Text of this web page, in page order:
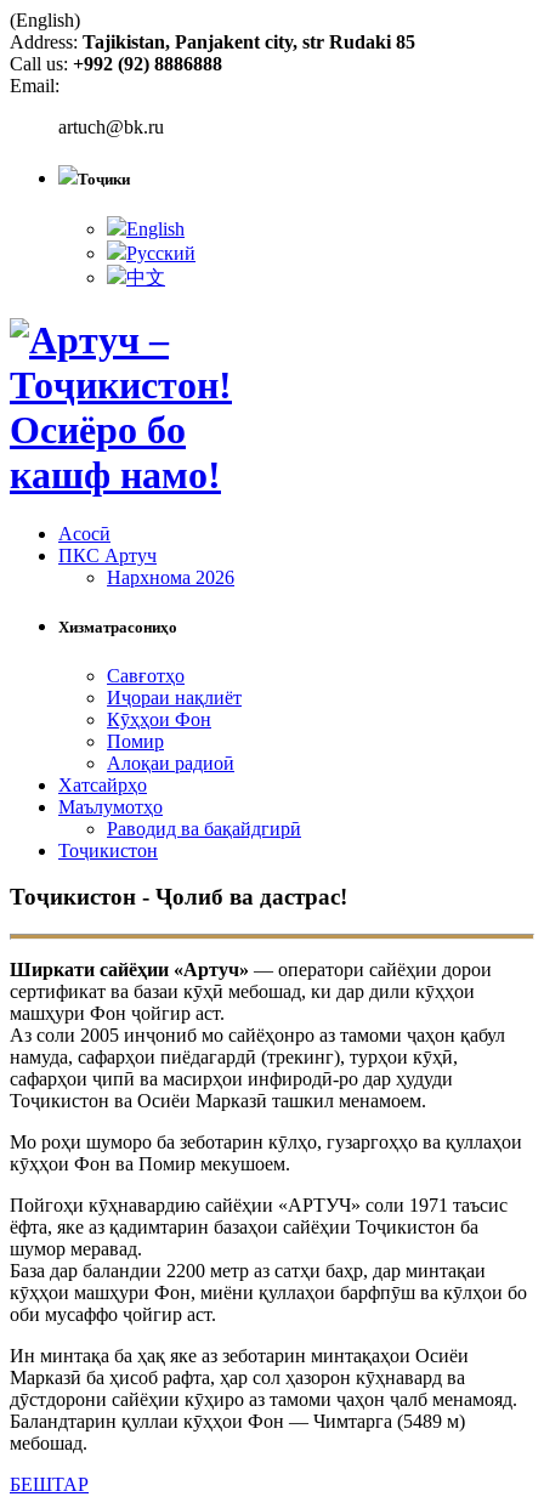
(English)
Address: Tajikistan, Panjakent city, str Rudaki 85
Call us: +992 (92) 8886888
Email:
artuch@bk.ru
Тоҷики
English
Русский
中文
Асосӣ
ПКС Артуч
Нархнома 2026
Хизматрасониҳо
Савғотҳо
Иҷораи нақлиёт
Кӯҳҳои Фон
Помир
Алоқаи радиоӣ
Хатсайрҳо
Маълумотҳо
Раводид ва бақайдгирӣ
Тоҷикистон
Тоҷикистон - Ҷолиб ва дастрас!
Ширкати сайёҳии «Артуч» — оператори сайёҳии дорои
сертификат ва базаи кӯҳӣ мебошад, ки дар дили кӯҳҳои
машҳури Фон ҷойгир аст.
Аз соли 2005 инҷониб мо сайёҳонро аз тамоми ҷаҳон қабул
намуда, сафарҳои пиёдагардӣ (трекинг), турҳои кӯҳӣ,
сафарҳои ҷипӣ ва масирҳои инфиродӣ-ро дар ҳудуди
Тоҷикистон ва Осиёи Марказӣ ташкил менамоем.
Мо роҳи шуморо ба зеботарин кӯлҳо, гузаргоҳҳо ва қуллаҳои
кӯҳҳои Фон ва Помир мекушоем.
Пойгоҳи кӯҳнавардию сайёҳии «АРТУЧ» соли 1971 таъсис
ёфта, яке аз қадимтарин базаҳои сайёҳии Тоҷикистон ба
шумор меравад.
База дар баландии 2200 метр аз сатҳи баҳр, дар минтақаи
кӯҳҳои машҳури Фон, миёни қуллаҳои барфпӯш ва кӯлҳои бо
оби мусаффо ҷойгир аст.
Ин минтақа ба ҳақ яке аз зеботарин минтақаҳои Осиёи
Марказӣ ба ҳисоб рафта, ҳар сол ҳазорон кӯҳнавард ва
дӯстдорони сайёҳии кӯҳиро аз тамоми ҷаҳон ҷалб менамояд.
Баландтарин қуллаи кӯҳҳои Фон — Чимтарга (5489 м)
мебошад.
БЕШТАР